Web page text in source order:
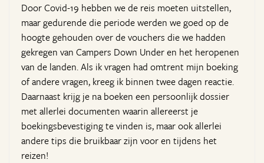
Door Covid-19 hebben we de reis moeten uitstellen,
maar gedurende die periode werden we goed op de
hoogte gehouden over de vouchers die we hadden
gekregen van Campers Down Under en het heropenen
van de landen. Als ik vragen had omtrent mijn boeking
of andere vragen, kreeg ik binnen twee dagen reactie.
Daarnaast krijg je na boeken een persoonlijk dossier
met allerlei documenten waarin allereerst je
boekingsbevestiging te vinden is, maar ook allerlei
andere tips die bruikbaar zijn voor en tijdens het
reizen!